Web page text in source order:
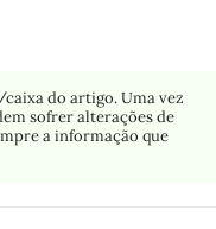
do artigo. Uma vez
sofrer alterações de
a informação que